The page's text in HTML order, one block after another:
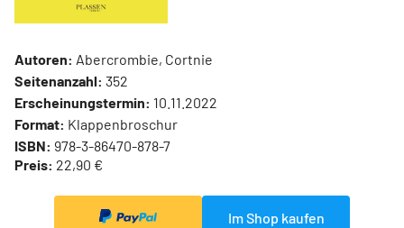
Autoren: Abercrombie, Cortnie
Seitenanzahl: 352
Erscheinungstermin: 10.11.2022
Format: Klappenbroschur
ISBN: 978-3-86470-878-7
Preis: 22,90 €
Im Shop kaufen